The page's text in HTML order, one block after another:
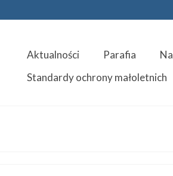
Aktualności Parafia
Standardy ochrony małoletnich